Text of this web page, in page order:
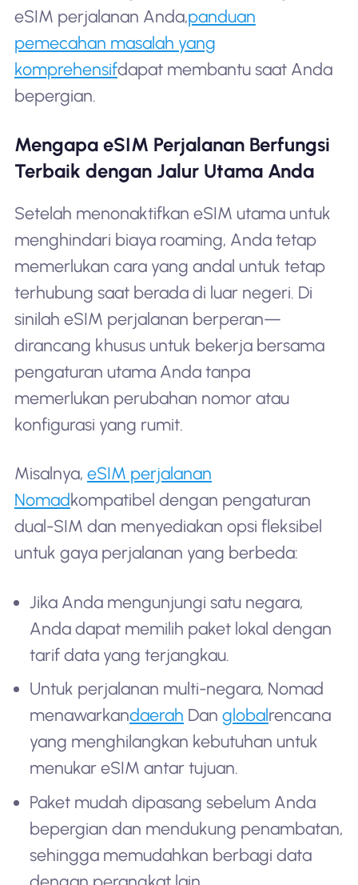
eSIM perjalanan Anda,panduan
pemecahan masalah yang
komprehensifdapat membantu saat Anda
bepergian.
Mengapa eSIM Perjalanan Berfungsi
Terbaik dengan Jalur Utama Anda
Setelah menonaktifkan eSIM utama untuk
menghindari biaya roaming, Anda tetap
memerlukan cara yang andal untuk tetap
terhubung saat berada di luar negeri. Di
sinilah eSIM perjalanan berperan—
dirancang khusus untuk bekerja bersama
pengaturan utama Anda tanpa
memerlukan perubahan nomor atau
konfigurasi yang rumit.
Misalnya, eSIM perjalanan
Nomadkompatibel dengan pengaturan
dual-SIM dan menyediakan opsi fleksibel
untuk gaya perjalanan yang berbeda:
Jika Anda mengunjungi satu negara,
Anda dapat memilih paket lokal dengan
tarif data yang terjangkau.
Untuk perjalanan multi-negara, Nomad
menawarkandaerah Danglobal rencana
yang menghilangkan kebutuhan untuk
menukar eSIM antar tujuan.
Paket mudah dipasang sebelum Anda
bepergian dan mendukung penambatan,
sehingga memudahkan berbagi data